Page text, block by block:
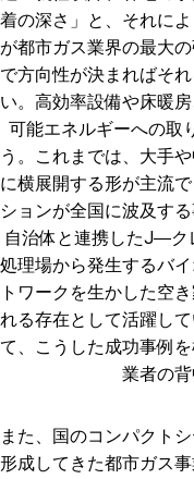
着の深さ」と、それに
が都市ガス業界の最大
で方向性が決まればそ
い。高効率設備や床暖
可能エネルギーへの取
う。これまでは、大手
に横展開する形が主流
ションが全国に波及す
自治体と連携したJ―ク
処理場から発生するバ
トワークを生かした空
れる存在として活躍し
て、こうした成功事例
業者の背
また、国のコンパクト
形成してきた都市ガス